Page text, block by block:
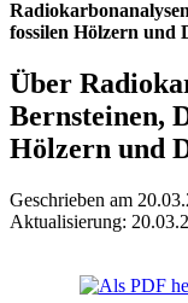
fossilen Hölzern und
Über
Bernsteinen,
Hölzern und
Geschrieben am
Aktualisierung: